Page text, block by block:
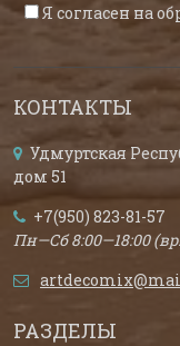
Я согласен на
КОНТАКТЫ
Удмуртская
дом 51
+7(950) 823-81-57
Пн—Сб 8:00—18:00
РАЗДЕЛЫ